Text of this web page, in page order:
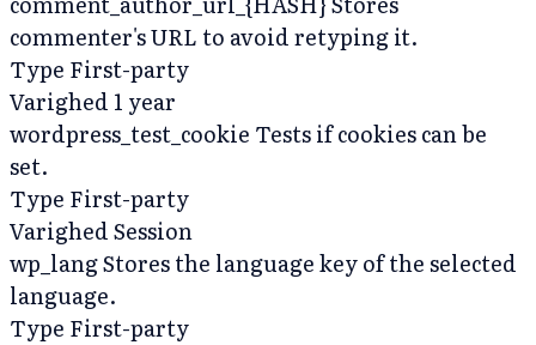
commenter's URL to avoid retyping it.
Type First-party
Varighed 1 year
wordpress_test_cookie Tests if cookies can be
set.
Type First-party
VarighedSession
wp_langStores the language key of the selected
language.
Type First-party